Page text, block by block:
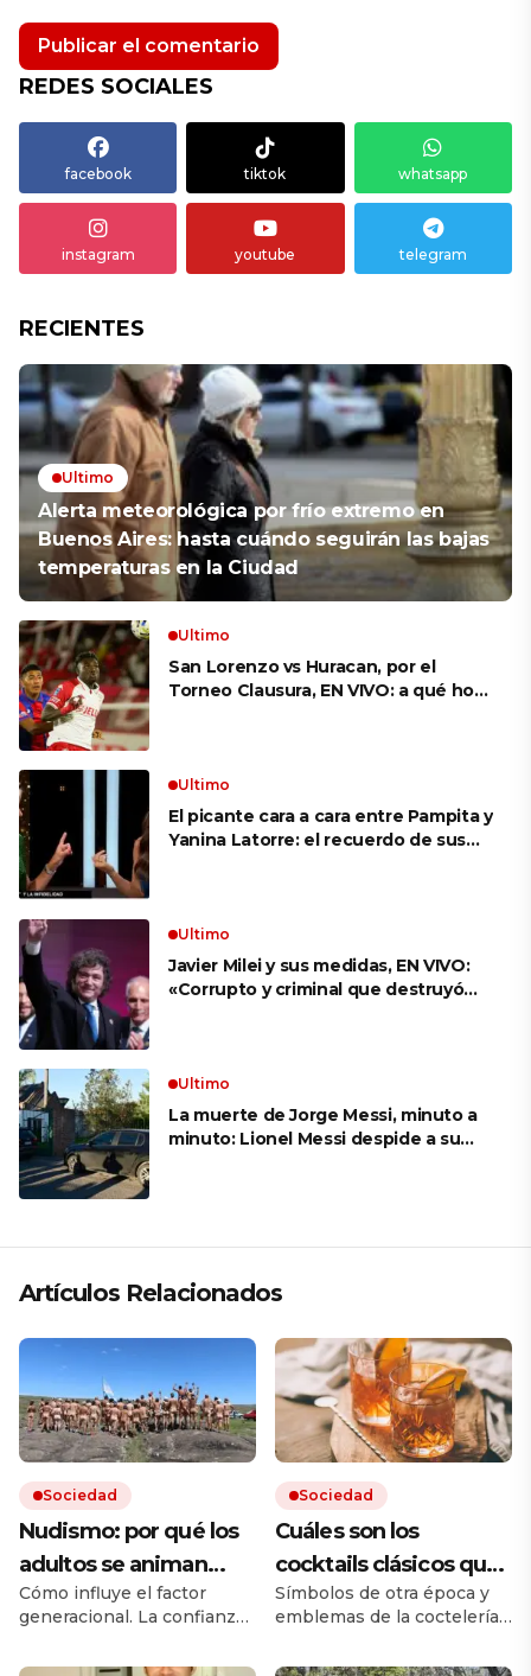
REDES SOCIALES
facebook tiktok whatsapp
instagram youtube telegram
RECIENTES
Ultimo
Alerta meteorológica por frío extremo en
Buenos Aires: hasta cuándo seguirán las bajas
temperaturas en la Ciudad
Ultimo
San Lorenzo vs Huracan, por el
Torneo Clausura, EN VIVO: a qué hora
Ultimo
El picante cara a cara entre Pampita y
Yanina Latorre: el recuerdo de sus
Ultimo
Javier Milei y sus medidas, EN VIVO:
«Corrupto y criminal que destruyó
Ultimo
La muerte de Jorge Messi, minuto a
minuto: Lionel Messi despide a su
Artículos Relacionados
Sociedad
Nudismo: por qué los
adultos se animan
más que los jóvenes
Cómo influye el factor
generacional. La confianza,
de las redes en la era de los
Sociedad
Cuáles son los
cocktails clásicos que
resisten en las barras
Símbolos de otra época y
emblemas de la coctelería,
y de identidad. Los